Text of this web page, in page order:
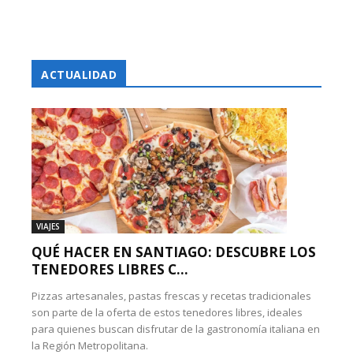
ACTUALIDAD
VIAJES
QUÉ HACER EN SANTIAGO: DESCUBRE LOS
TENEDORES LIBRES C...
Pizzas artesanales, pastas frescas y recetas tradicionales
son parte de la oferta de estos tenedores libres, ideales
para quienes buscan disfrutar de la gastronomía italiana en
la Región Metropolitana.